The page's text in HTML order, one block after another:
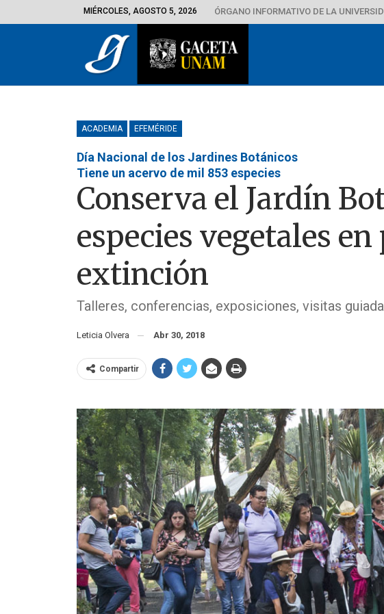
MIÉRCOLES, AGOSTO 5, 2026 ÓRGANO INFORMATIVO DE LA
ACADEMIA EFEMÉRIDE
Día Nacional de los Jardines Botánicos
Tiene un acervo de mil 853 especies
Conserva el Jardín
especies vegetales
extinción
Talleres, conferencias, exposiciones, visitas
Leticia Olvera Abr 30, 2018
Compartir